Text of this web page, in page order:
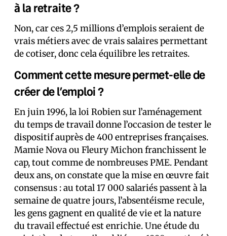
à la retraite ?
Non, car ces 2,5 millions d’emplois seraient de
vrais métiers avec de vrais salaires permettant
de cotiser, donc cela équilibre les retraites.
Comment cette mesure permet-elle de
créer de l’emploi ?
En juin 1996, la loi Robien sur l’aménagement
du temps de travail donne l’occasion de tester le
dispositif auprès de 400 entreprises françaises.
Mamie Nova ou Fleury Michon franchissent le
cap, tout comme de nombreuses PME. Pendant
deux ans, on constate que la mise en œuvre fait
consensus : au total 17 000 salariés passent à la
semaine de quatre jours, l’absentéisme recule,
les gens gagnent en qualité de vie et la nature
du travail effectué est enrichie. Une étude du